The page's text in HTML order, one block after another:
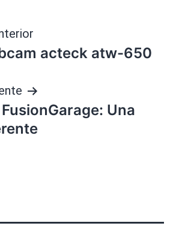
acteck atw-650
Una